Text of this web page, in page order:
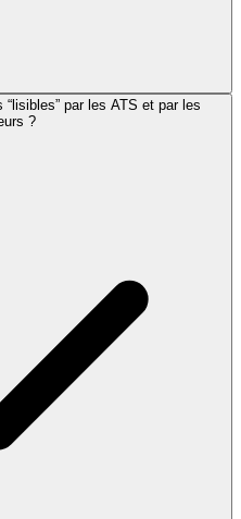
par les ATS et par les
?